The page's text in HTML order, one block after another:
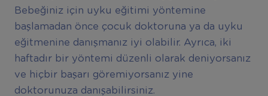
Bebeğiniz için uyku eğitimi yöntemine
başlamadan önce çocuk doktoruna ya da uyku
eğitmenine danışmanız iyi olabilir. Ayrıca, iki
haftadır bir yöntemi düzenli olarak deniyorsanız
ve hiçbir başarı göremiyorsanız yine
doktorunuza danışabilirsiniz.